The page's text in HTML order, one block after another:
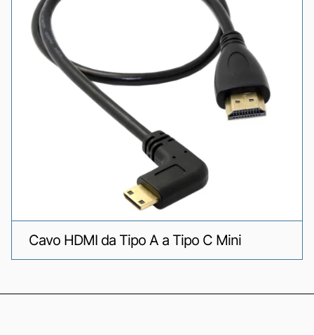
Cavo HDMI da Tipo A a Tipo C Mini